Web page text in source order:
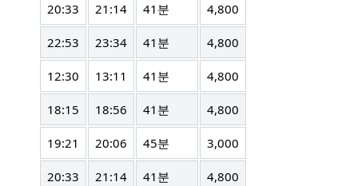
20:33 21:14 41분 4,800
22:53 23:34 41분 4,800
12:30 13:11 41분 4,800
18:15 18:56 41분 4,800
19:21 20:06 45분 3,000
20:33 21:14 41분 4,800